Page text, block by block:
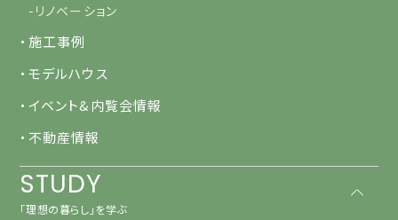
-リノベーション
・施工事例
・モデルハウス
・イベント&内覧会情報
・不動産情報
STUDY
「理想の暮らし」を学ぶ